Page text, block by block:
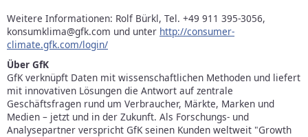
Weitere Informationen: Rolf Bürkl, Tel. +49 911 395-3056,
konsumklima@gfk.com und unter http://consumer-
climate.gfk.com/login/
Über GfK
GfK verknüpft Daten mit wissenschaftlichen Methoden und liefert
mit innovativen Lösungen die Antwort auf zentrale
Geschäftsfragen rund um Verbraucher, Märkte, Marken und
Medien – jetzt und in der Zukunft. Als Forschungs- und
Analysepartner verspricht GfK seinen Kunden weltweit "Growth